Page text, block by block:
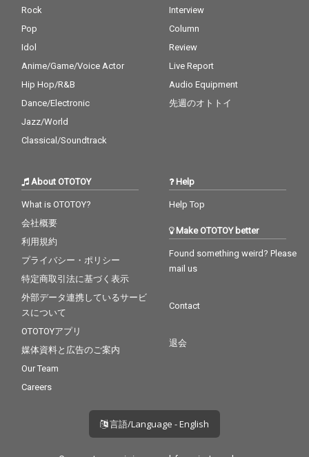
Rock
Pop
Idol
Anime/Game/Voice Actor
Hip Hop/R&B
Dance/Electronic
Jazz/World
Classical/Soundtrack
Interview
Column
Review
Live Report
Audio Equipment
先週のオトトイ
About OTOTOY
What is OTOTOY?
会社概要
利用規約
プライバシー・ポリシー
特定商取引法に基づく表示
外部データ連携しているサービ
スについて
OTOTOYアプリ
媒体資料と広告のご案内
Our Team
Careers
Help
Help Top
Make OTOTOY better
Found something weird? Please
mail us
Contact
退会
言語/Language - English